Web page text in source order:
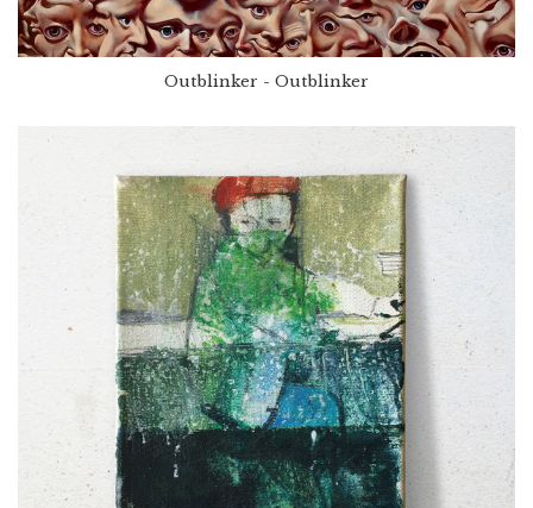
Outblinker - Outblinker